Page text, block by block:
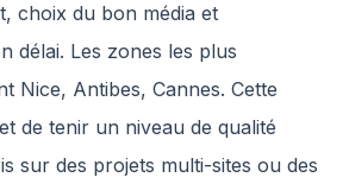
choix du bon média et
délai. Les zones les plus
Nice, Antibes, Cannes. Cette
de tenir un niveau de qualité
sur des projets multi-sites ou des